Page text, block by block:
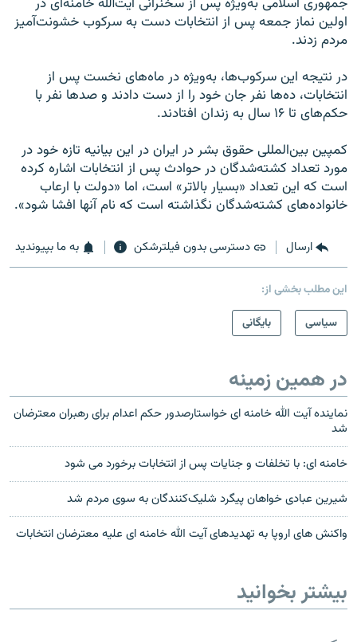
اولین نماز جمعه پس از انتخابات دست به سرکوب خشونت‌آمیز
مردم زدند.
در نتیجه این سرکوب‌ها، به‌ویژه در ماه‌های نخست پس از
انتخابات، ده‌ها نفر جان خود را از دست دادند و صدها نفر با
حکم‌های تا ۱۶ سال به زندان افتادند.
کمپین بین‌المللی حقوق بشر در ایران در این بیانیه تازه خود در
مورد تعداد کشته‌شدگان در حوادث پس از انتخابات اشاره کرده
است که این تعداد «بسیار بالاتر» است، اما «دولت با ارعاب
خانواده‌های کشته‌شدگان نگذاشته است که نام آنها افشا شود».
ارسال دسترسی بدون فیلترشکن به ما بپیوندید
این مطلب بخشی از:
سیاسی
بایگانی
در همین زمینه
نماینده آیت الله خامنه ای خواستارصدور حکم اعدام برای رهبران معترضان
شد
خامنه ای: با تخلفات و جنایات پس از انتخابات برخورد می شود
شیرین عبادی خواهان پیگرد شلیک‌کنندگان به سوی مردم شد
واکنش های اروپا به تهدیدهای آيت الله خامنه ای علیه معترضان انتخابات
بیشتر بخوانید